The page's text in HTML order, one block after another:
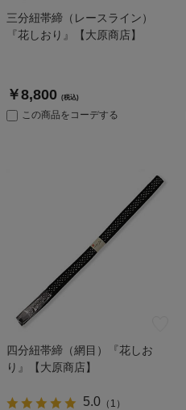
三分紐帯締（レースライン）
『花しおり』【大原商店】
￥8,800 (税込)
この商品をコーデする
四分紐帯締（網目）『花しお
り』【大原商店】
5.0（ 1 ）